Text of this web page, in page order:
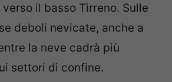
il basso Tirreno. Sulle
deboli nevicate, anche a
la neve cadrà più
settori di confine.